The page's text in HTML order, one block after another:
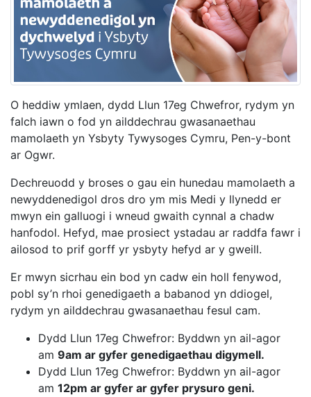
O heddiw ymlaen, dydd Llun 17eg Chwefror, rydym yn
falch iawn o fod yn ailddechrau gwasanaethau
mamolaeth yn Ysbyty Tywysoges Cymru, Pen-y-bont
ar Ogwr.
Dechreuodd y broses o gau ein hunedau mamolaeth a
newyddenedigol dros dro ym mis Medi y llynedd er
mwyn ein galluogi i wneud gwaith cynnal a chadw
hanfodol. Hefyd, mae prosiect ystadau ar raddfa fawr i
ailosod to prif gorff yr ysbyty hefyd ar y gweill.
Er mwyn sicrhau ein bod yn cadw ein holl fenywod,
pobl sy’n rhoi genedigaeth a babanod yn ddiogel,
rydym yn ailddechrau gwasanaethau fesul cam.
Dydd Llun 17eg Chwefror: Byddwn yn ail-agor
am 9am ar gyfer genedigaethau digymell.
Dydd Llun 17eg Chwefror: Byddwn yn ail-agor
am 12pm ar gyfer ar gyfer prysuro geni.